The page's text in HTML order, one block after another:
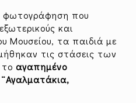
φωτογράφηση που
και
Μουσείου, τα παιδιά με
τις στάσεις των
αγαπημένο